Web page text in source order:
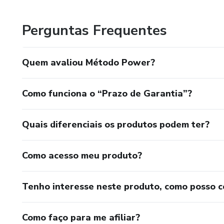
Meu foco está em criar uma operação sustentável e
suporte que precisam e freelancers tenham a
futuro e comprometido em transformar essa ideia em
Perguntas Frequentes
Quem avaliou Método Power?
Como funciona o “Prazo de Garantia”?
Quais diferenciais os produtos podem ter?
Como acesso meu produto?
Tenho interesse neste produto, como posso
Como faço para me afiliar?